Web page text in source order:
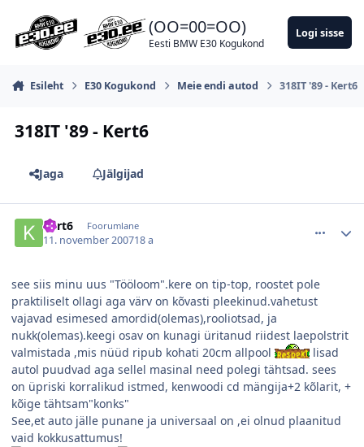
(OO=00=OO)
Eesti BMW E30 Kogukond
Logi sisse
Esileht E30 Kogukond Meie endi autod 318IT '89 - Kert6
318IT '89 - Kert6
Jaga Jälgijad
kert6 Foorumlane
11. november 200718 a
see siis minu uus "Tööloom".kere on tip-top, roostet pole
praktiliselt ollagi aga värv on kõvasti pleekinud.vahetust
vajavad esimesed amordid(olemas),rooliotsad, ja
nukk(olemas).keegi osav on kunagi üritanud riidest laepolstrit
valmistada ,mis nüüd ripub kohati 20cm allpool
lisad
autol puudvad aga sellel masinal need polegi tähtsad. sees
on üpriski korralikud istmed, kenwoodi cd mängija+2 kõlarit, +
kõige tähtsam"konks"
See,et auto jälle punane ja universaal on ,ei olnud plaanitud
vaid kokkusattumus!